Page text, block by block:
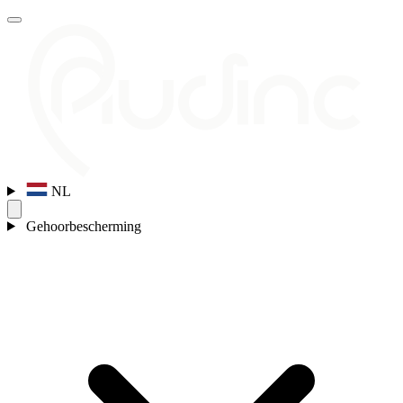
NL
Gehoorbescherming